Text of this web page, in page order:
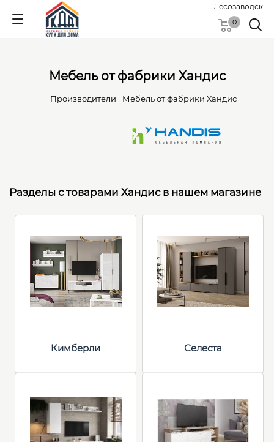
Лесозаводск
0
Мебель от фабрики Хандис
Производители Мебель от фабрики Хандис
Разделы с товарами Хандис в нашем магазине
Кимберли Селеста